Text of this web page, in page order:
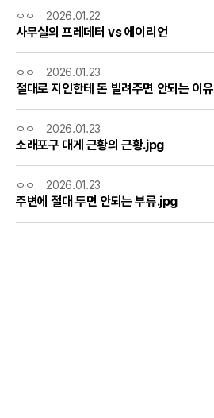
ㅇㅇ 2026.01.22
사무실의 프레데터 vs 에이리언
ㅇㅇ 2026.01.23
절대로 지인한테 돈 빌려주면 안되는 이유
ㅇㅇ 2026.01.23
소래포구 대게 근황의 근황.jpg
ㅇㅇ 2026.01.23
주변에 절대 두면 안되는 부류.jpg